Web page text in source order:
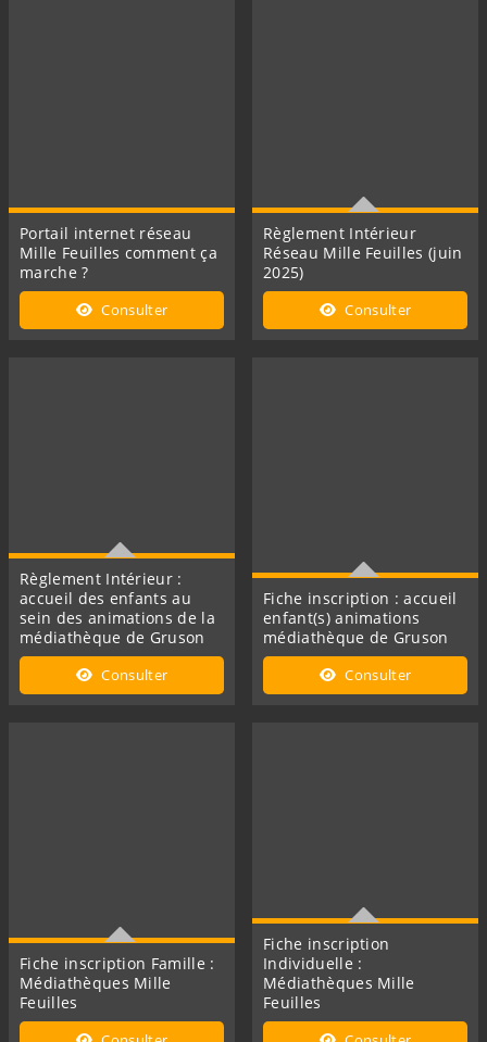
Portail internet réseau
Mille Feuilles comment ça
marche ?
Consulter
Règlement Intérieur
Réseau Mille Feuilles (juin
2025)
Ce document concerne les
règles de fonctionnement
Consulter
Règlement Intérieur :
accueil des enfants au
sein des animations de la
médiathèque de Gruson
Cette fiche concerne le
règlement Intérieur pour
Consulter
Fiche inscription : accueil
enfant(s) animations
médiathèque de Gruson
Cette fiche concerne
l'adhésion de vos enfants
Consulter
Fiche inscription Famille :
Médiathèques Mille
Feuilles
Cette fiche concerne
Fiche inscription
Individuelle :
Médiathèques Mille
Feuilles
Cette fiche concerne